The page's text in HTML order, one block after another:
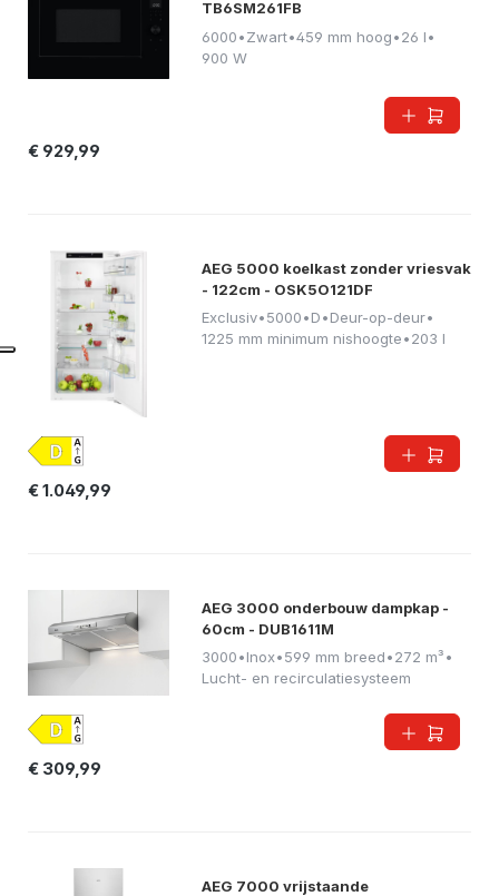
TB6SM261FB
6000•Zwart•459 mm hoog•26 l•
900 W
€ 929,99
AEG 5000 koelkast zonder vriesvak
- 122cm - OSK5O121DF
Exclusiv•5000•D•Deur-op-deur•
1225 mm minimum nishoogte•203 l
€ 1.049,99
AEG 3000 onderbouw dampkap -
60cm - DUB1611M
3000•Inox•599 mm breed•272 m³•
Lucht- en recirculatiesysteem
€ 309,99
AEG 7000 vrijstaande